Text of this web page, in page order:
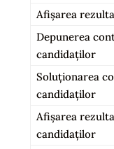
Afișarea
Depunerea
candidaților
Soluționarea
candidaților
Afișarea
candidaților